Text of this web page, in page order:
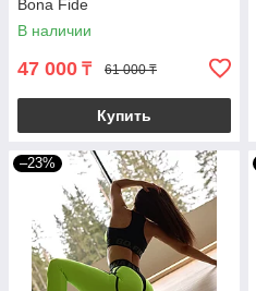
Bona Fide
В наличии
47 000 ₸ 61 000 ₸
Купить
–23%